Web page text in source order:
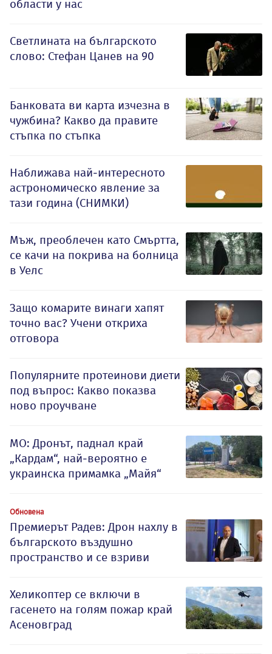
области у нас
Светлината на българското
слово: Стефан Цанев на 90
Банковата ви карта изчезна в
чужбина? Какво да правите
стъпка по стъпка
Наближава най-интересното
астрономическо явление за
тази година (СНИМКИ)
Мъж, преоблечен като Смъртта,
се качи на покрива на болница
в Уелс
Защо комарите винаги хапят
точно вас? Учени откриха
отговора
Популярните протеинови диети
под въпрос: Какво показва
ново проучване
МО: Дронът, паднал край
„Кардам“, най-вероятно е
украинска примамка „Майя“
Обновена
Премиерът Радев: Дрон нахлу в
българското въздушно
пространство и се взриви
Хеликоптер се включи в
гасенето на голям пожар край
Асеновград